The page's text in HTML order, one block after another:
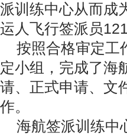
派训练中心从而成
运人飞行签派员
按照合格审定工
定小组，完成了海
请、正式申请、文
作。
海航签派训练中